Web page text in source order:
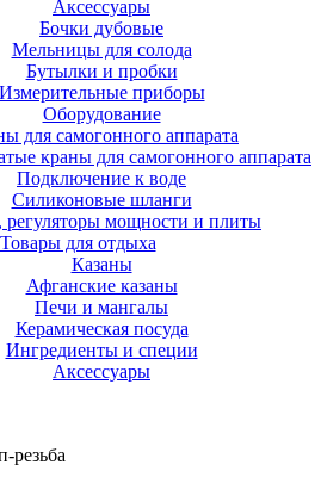
Аксессуары
Бочки дубовые
Мельницы для солода
Бутылки и пробки
Измерительные приборы
Оборудование
для самогонного аппарата
краны для самогонного аппарата
Подключение к воде
Силиконовые шланги
мощности и плиты
Товары для отдыха
Казаны
Афганские казаны
Печи и мангалы
Керамическая посуда
Ингредиенты и специи
Аксессуары
резьба